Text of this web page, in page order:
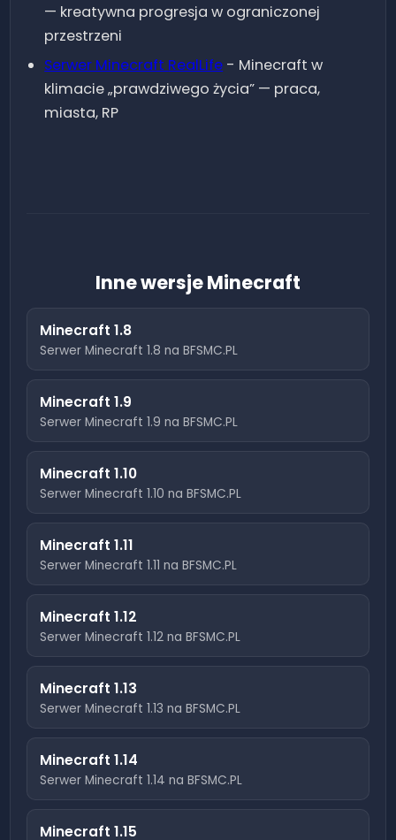
— kreatywna progresja w ograniczonej
przestrzeni
Serwer Minecraft RealLife - Minecraft w
klimacie „prawdziwego życia” — praca,
miasta, RP
Inne wersje Minecraft
Minecraft1.8
Serwer Minecraft1.8 na BFSMC.PL
Minecraft1.9
Serwer Minecraft1.9 na BFSMC.PL
Minecraft1.10
Serwer Minecraft1.10 na BFSMC.PL
Minecraft1.11
Serwer Minecraft1.11 na BFSMC.PL
Minecraft1.12
Serwer Minecraft1.12 na BFSMC.PL
Minecraft1.13
Serwer Minecraft1.13 na BFSMC.PL
Minecraft1.14
Serwer Minecraft1.14 na BFSMC.PL
Minecraft1.15